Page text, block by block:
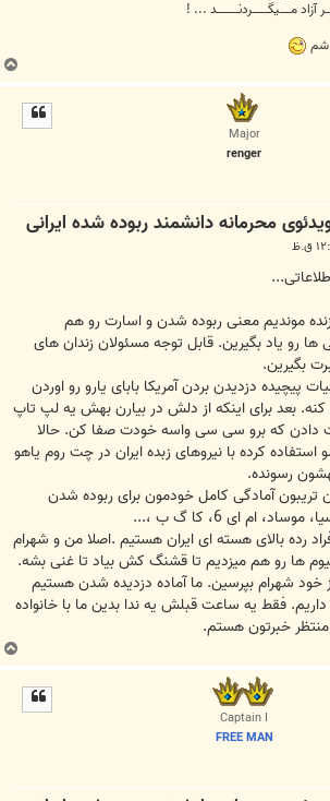
مـــــیگـــــــردنــــــــــد ... !
شم
ب
ا
Major
renger
موندیم معنی ربوده شدن و اسارت رو هم
ها رو یاد بگیرین. قابل توجه مسئولان زندان های
بگیرین.
پیچیده دزدیدن بردن آمریکا بابای یارو رو اوردن
بعد برای اینکه از دلش در بیارن بهش یه لپ تاپ
دادن که برو سی سی واسه خودت صفا کن. حالا
کرده با نیروهای زبده ایران در چت روم یاهو
رسونده.
تریبون آمادگی کامل خودمون برای ربوده شدن
ام ای 6، کا گ ب ،...
رده بالای هسته ای ایران هستیم .اصلا من و شهرام
ها رو هم میزدیم تا قشنگ کش بیاد تا غنی بشه.
خود شهرام بپرسین. ما آماده دزدیده شدن هستیم
فقط یه ساعت قبلش یه ندا بدین ما با خانواده
خبرتون هستم.
ب
ا
Captain I
FREE MAN